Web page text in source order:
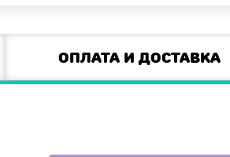
Оплата и доставка